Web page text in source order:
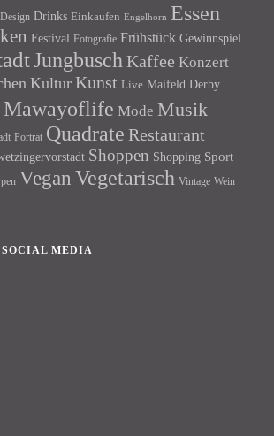
Design Drinks Einkaufen Engelhorn Essen
Festival Fotografie Frühstück Gewinnspiel
Jungbusch Kaffee Konzert
Kultur Kunst Live Maifeld Derby
Mawayoflife Mode Musik
Porträt Quadrate Restaurant
Shoppen Shopping Sport
Vegan Vegetarisch Vintage Wein
MEDIA